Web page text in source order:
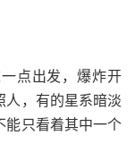
点出发，爆炸开
人，有的星系暗淡
能只看着其中一个